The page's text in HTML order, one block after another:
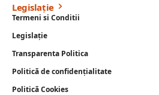
Legislație
Termeni si Conditii
Legislație
Transparenta Politica
Politică de confidențialitate
Politică Cookies